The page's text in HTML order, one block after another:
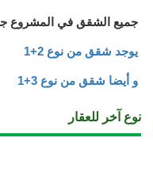
نوع آخر للعقار